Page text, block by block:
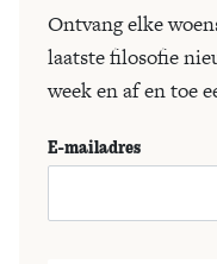
Ontvang elke
laatste filosofie
week en af en toe
E-mailadres